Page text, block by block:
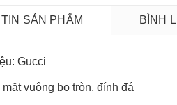
SẢN PHẨM BÌNH
Gucci
vuông bo tròn, đính đá